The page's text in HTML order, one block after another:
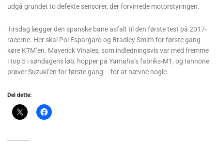
udgå grundet to defekte sensorer, der forvirrede motorstyringen.
Tirsdag lægger den spanske bane asfalt til den første test på 2017-
racerne. Her skal Pol Espargaro og Bradley Smith for første gang
køre KTM’en. Maverick Vinales, som indledningsvis var med fremme
i top 5 i søndagens løb, hopper på Yamaha’s fabriks-M1, og Iannone
prøver Suzuki’en for første gang – for at nævne nogle.
Del dette: